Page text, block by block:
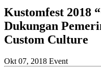
Kustomfest 2018
Dukungan
Custom Culture
Okt 07, 2018 Event